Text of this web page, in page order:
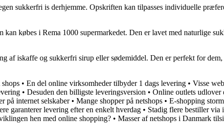
sukkerfri is derhjemme. Opskriften kan tilpasses individuelle
købes i Rema 1000 supermarkedet. Den er lavet med naturlige
af iskaffe og sukkerfri sirup eller sødemiddel. Den er perfekt for
• En del online virksomheder tilbyder 1 dags levering • Visse
• Desuden den billigste leveringsversion • Online outlets udlover
på internet selskaber• Mange shopper på netshops • E-shopping
garanterer levering efter en enkelt hverdag • Stadig flere bestiller via
hen med online shopping? • Masser af netshops i Danmark